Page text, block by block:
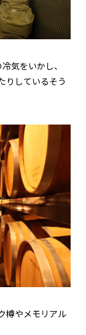
気をいかし、
りしているそう
樽やメモリアル